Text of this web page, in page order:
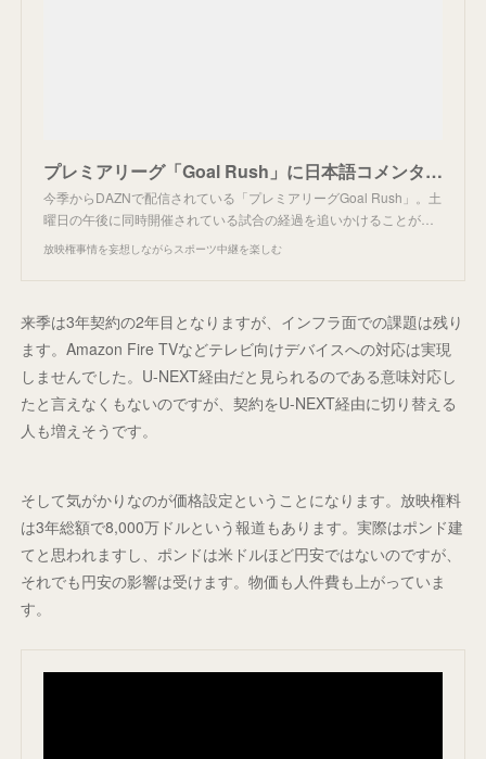
プレミアリーグ「Goal Rush」に日本語コメンタリー。
今季からDAZNで配信されている「プレミアリーグGoal Rush」。土
曜日の午後に同時開催されている試合の経過を追いかけることが…
放映権事情を妄想しながらスポーツ中継を楽しむ
来季は3年契約の2年目となりますが、インフラ面での課題は残り
ます。Amazon Fire TVなどテレビ向けデバイスへの対応は実現
しませんでした。U-NEXT経由だと見られるのである意味対応し
たと言えなくもないのですが、契約をU-NEXT経由に切り替える
人も増えそうです。
そして気がかりなのが価格設定ということになります。放映権料
は3年総額で8,000万ドルという報道もあります。実際はポンド建
てと思われますし、ポンドは米ドルほど円安ではないのですが、
それでも円安の影響は受けます。物価も人件費も上がっていま
す。